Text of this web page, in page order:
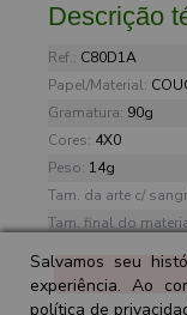
Descrição
Ref.: C80D1A
Papel/Material:
Gramatura: 90g
Cores: 4X0
Peso: 14g
Tam. da arte c/
Tam. final do
Salvamos seu
experiência. Ao
política de